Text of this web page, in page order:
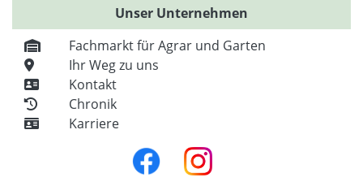
Unser Unternehmen
Fachmarkt für Agrar und Garten
Ihr Weg zu uns
Kontakt
Chronik
Karriere